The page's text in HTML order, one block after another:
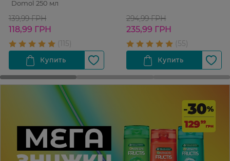
Domol 250 мл
139,99 ГРН
118,99 ГРН
294,99 ГРН
235,99 ГРН